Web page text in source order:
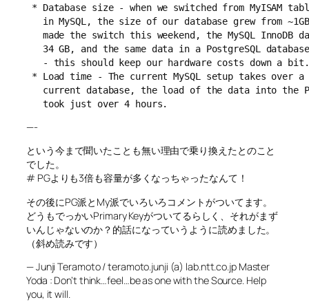
* Database size - when we switched from MyISAM
in MySQL, the size of our database grew from
made the switch this weekend, the MySQL InnoDB
34 GB, and the same data in a PostgreSQL
   - this should keep our hardware costs down a bit.
* Load time - The current MySQL setup takes over
current database, the load of the data into the
—-
という今まで聞いたことも無い理由で乗り換えたとのこと
でした。
# PGよりも3倍も容量が多くなっちゃったなんて！
その後にPG派とMy派でいろいろコメントがついてます。
どうもでっかいPrimary Keyがついてるらしく、それがまず
いんじゃないのか？的話になっていうように読めました。
（斜め読みです）
— Junji Teramoto / teramoto.junji (a) lab.ntt.co.jp Master
Yoda : Don’t think…feel…be as one with the Source. Help
you, it will.